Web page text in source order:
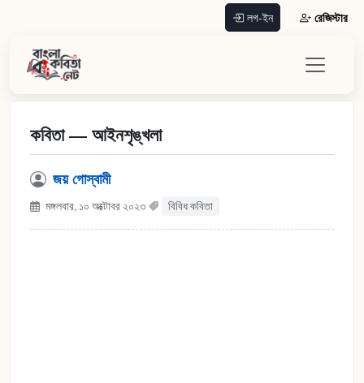
লগ-ইন রেজিস্টার
কবিতা — আইনশৃঙ্খলা
জয় গোস্বামী
মঙ্গলবার, ১০ অক্টোবর ২০২৩ বিবিধ কবিতা